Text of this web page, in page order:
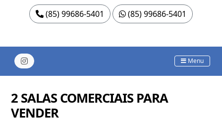
(85) 99686-5401 (85) 99686-5401
Menu
2 SALAS COMERCIAIS PARA
VENDER